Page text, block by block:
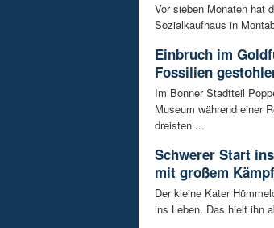
Vor sieben Monaten hat
Sozialkaufhaus in
Einbruch im
Fossilien
Im Bonner Stadtteil
Museum während einer
dreisten ...
Schwerer Start
mit großem
Der kleine Kater
ins Leben. Das hielt ihn